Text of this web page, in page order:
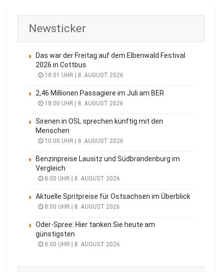
Newsticker
Das war der Freitag auf dem Elbenwald Festival
2026 in Cottbus
18:01 UHR | 8. AUGUST 2026
2,46 Millionen Passagiere im Juli am BER
18:00 UHR | 8. AUGUST 2026
Sirenen in OSL sprechen künftig mit den
Menschen
10:00 UHR | 8. AUGUST 2026
Benzinpreise Lausitz und Südbrandenburg im
Vergleich
8:00 UHR | 8. AUGUST 2026
Aktuelle Spritpreise für Ostsachsen im Überblick
8:00 UHR | 8. AUGUST 2026
Oder-Spree: Hier tanken Sie heute am
günstigsten
8:00 UHR | 8. AUGUST 2026